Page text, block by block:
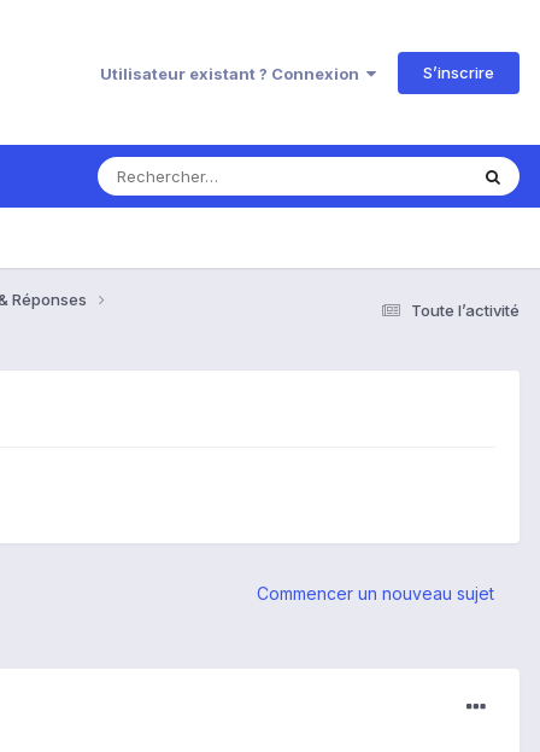
Utilisateur existant ? Connexion S’inscrire
Toute l’activité
Réponses
Commencer un nouveau sujet